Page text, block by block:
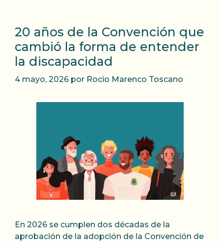
20 años de la Convención que
cambió la forma de entender
la discapacidad
4 mayo, 2026 por Rocio Marenco Toscano
En 2026 se cumplen dos décadas de la
aprobación de la adopción de la Convención de